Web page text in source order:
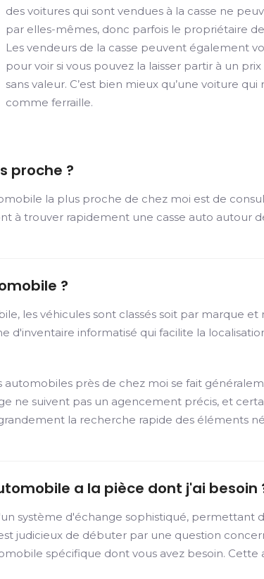
des voitures qui sont vendues à la casse ne
par elles-mêmes, donc parfois le propriétaire
Les vendeurs de la casse peuvent également
pour voir si vous pouvez la laisser partir à un
sans valeur. C’est bien mieux qu’une voiture
comme ferraille.
proche ?
la plus proche de chez moi est de
à trouver rapidement une casse auto autour
?
les véhicules sont classés soit par marque
d'inventaire informatisé qui facilite la
automobiles près de chez moi se fait
ne suivent pas un agencement précis, et
la recherche rapide des éléments
a la pièce dont j'ai besoin
système d'échange sophistiqué,
judicieux de débuter par une question
spécifique dont vous avez besoin.